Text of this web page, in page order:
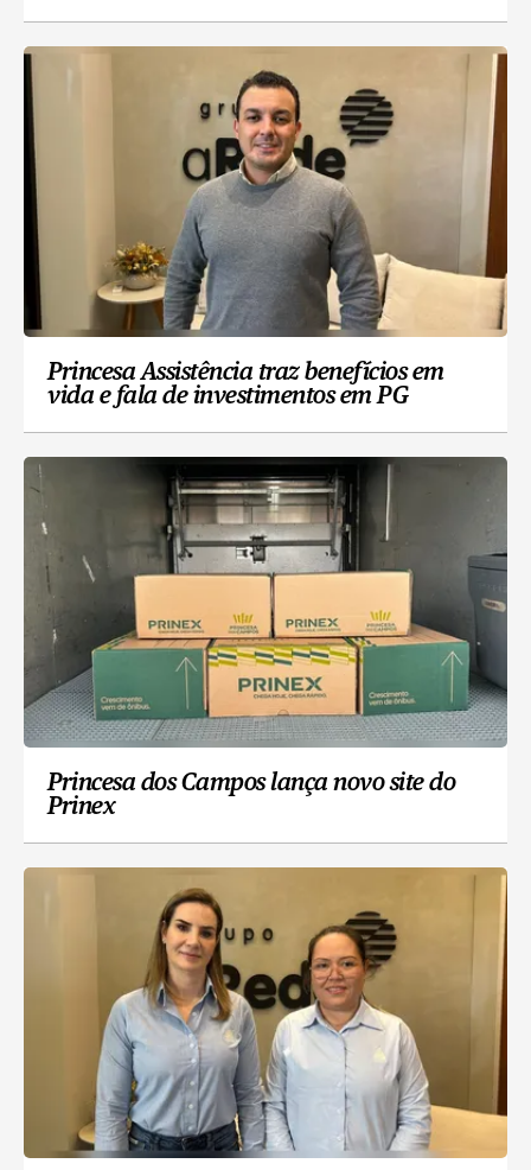
Princesa Assistência traz benefícios em
vida e fala de investimentos em PG
Princesa dos Campos lança novo site do
Prinex